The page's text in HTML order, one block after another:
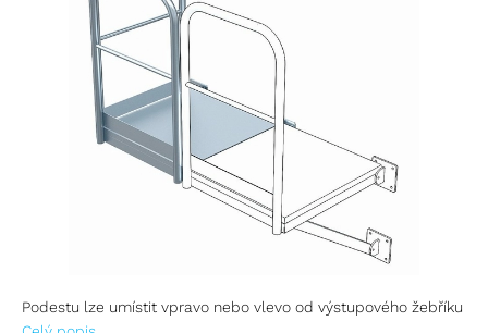
Podestu lze umístit vpravo nebo vlevo od výstupového žebříku